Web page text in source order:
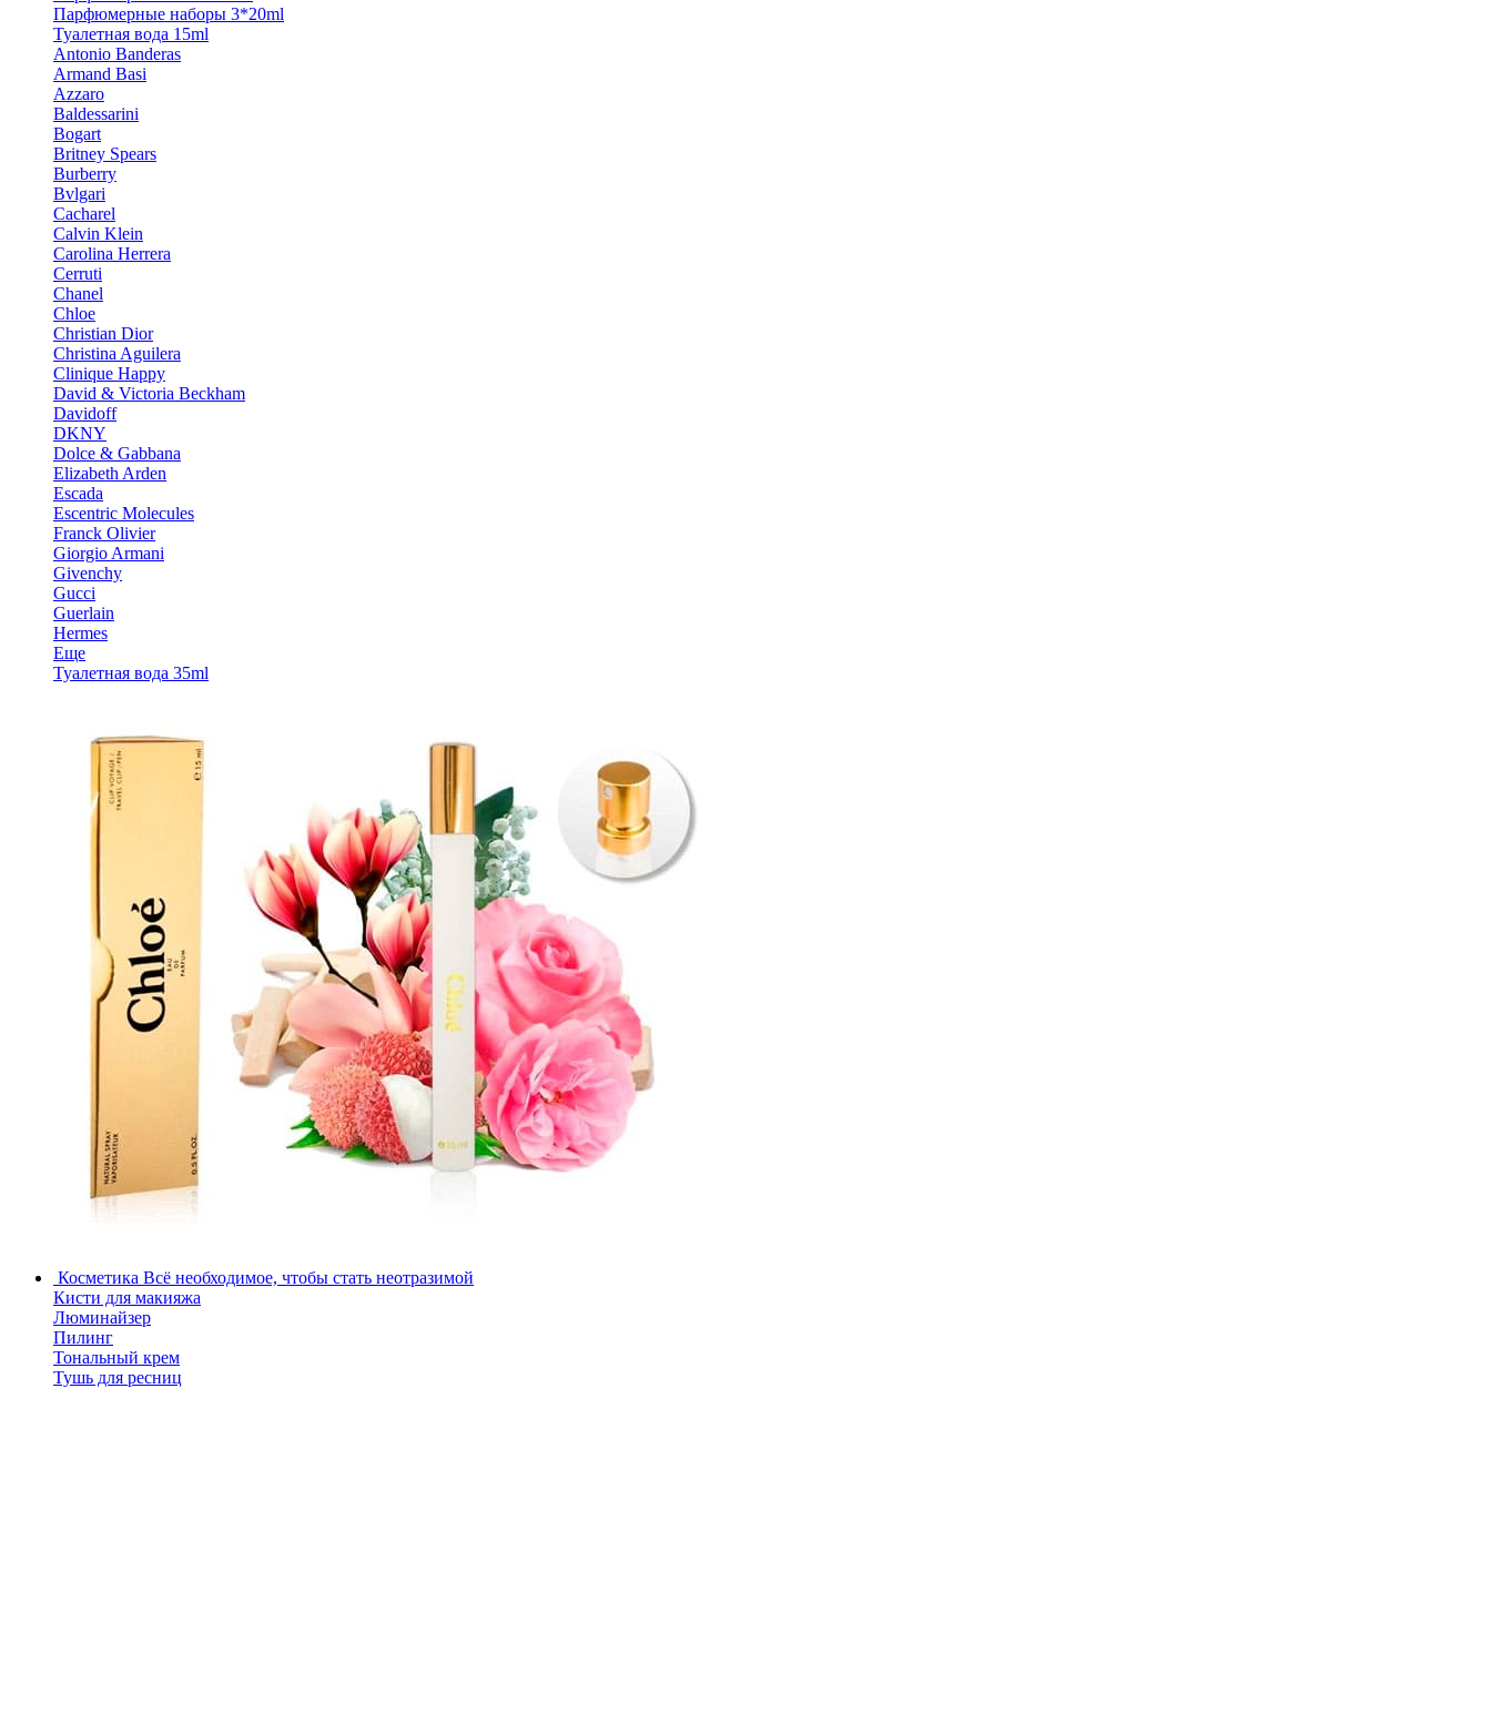
Парфюмерные наборы 3*20ml
Туалетная вода 15ml
Antonio Banderas
Armand Basi
Azzaro
Baldessarini
Bogart
Britney Spears
Burberry
Bvlgari
Cacharel
Calvin Klein
Carolina Herrera
Cerruti
Chanel
Chloe
Christian Dior
Christina Aguilera
Clinique Happy
David & Victoria Beckham
Davidoff
DKNY
Dolce & Gabbana
Elizabeth Arden
Escada
Escentric Molecules
Franck Olivier
Giorgio Armani
Givenchy
Gucci
Guerlain
Hermes
Еще
Туалетная вода 35ml
Косметика Всё необходимое, чтобы стать неотразимой
Кисти для макияжа
Люминайзер
Пилинг
Тональный крем
Тушь для ресниц